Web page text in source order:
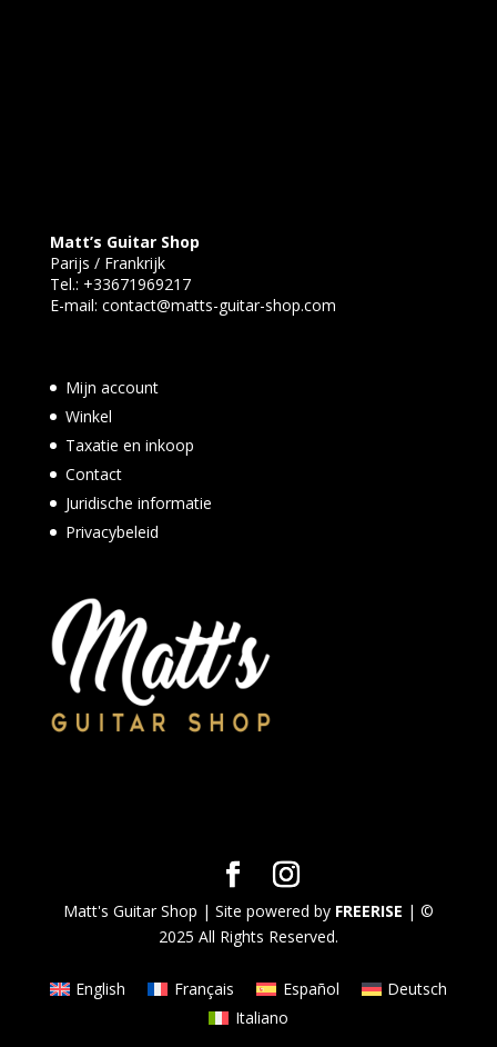
Matt’s Guitar Shop
Parijs / Frankrijk
Tel.: +33671969217
E-mail: contact@matts-guitar-shop.com
Mijn account
Winkel
Taxatie en inkoop
Contact
Juridische informatie
Privacybeleid
Matt's Guitar Shop | Site powered by FREERISE | ©
2025 All Rights Reserved.
English Français Español
Deutsch
Italiano